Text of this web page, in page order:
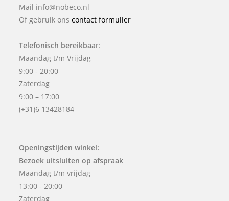
Mail info@nobeco.nl
Of gebruik onscontact formulier
Telefonisch bereikbaar:
Maandag t/m Vrijdag
9:00 - 20:00
Zaterdag
9:00 – 17:00
(+31)6 13428184
Openingstijden winkel:
Bezoek uitsluiten op afspraak
Maandag t/m vrijdag
13:00 - 20:00
Zaterdag